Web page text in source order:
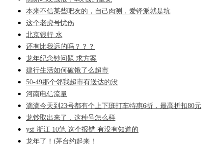
本来不信某些吧友的，自己肉测，爱锋派就是坑
这个老虎号忧伤
北京银行 水
还有比我远的吗？？？
龙年纪念钞问题 求方案
建行生活如何破饿了么超市
50-49那个邻我超市有送达的没
河南电信流量
滴滴今天到23号都有个上下班打车特惠6折，最高折扣80元
龙钞取出来了，这种号怎么样
ysf 浙江 10笔 这个报错 有没有知道的
龙年了！i茅台约起来！